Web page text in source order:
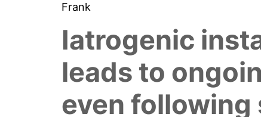
Frank
Iatrogenic
leads to
even